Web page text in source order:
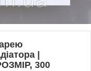
|
300